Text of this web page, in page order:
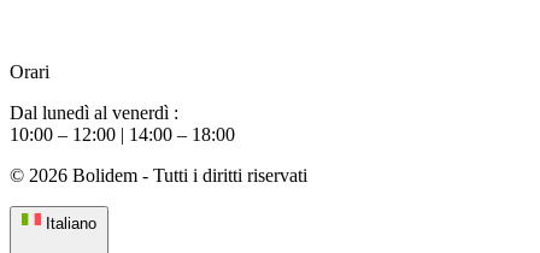
Orari
Dal lunedì al venerdì :
10:00 – 12:00 | 14:00 – 18:00
© 2026 Bolidem - Tutti i diritti riservati
Italiano